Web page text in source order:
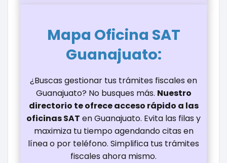
Mapa Oficina SAT
Guanajuato:
¿Buscas gestionar tus trámites fiscales en
Guanajuato? No busques más. Nuestro
directorio te ofrece acceso rápido a las
oficinas SAT en Guanajuato. Evita las filas y
maximiza tu tiempo agendando citas en
línea o por teléfono. Simplifica tus trámites
fiscales ahora mismo.